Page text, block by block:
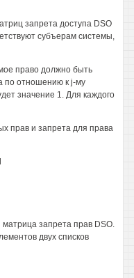
запрета доступа DSO
субъерам системы,
право должно быть
по отношению к j-му
значение 1. Для каждого
прав и запрета для права
запрета прав DSO.
двух списков